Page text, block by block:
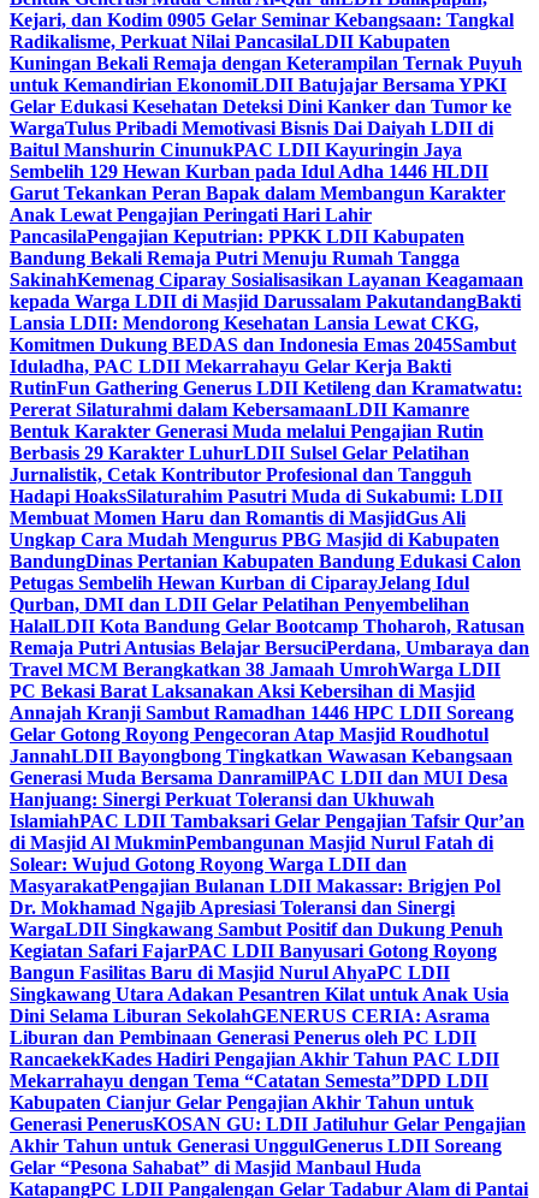
Kejari, dan Kodim 0905 Gelar Seminar Kebangsaan: Tangkal
Radikalisme, Perkuat Nilai PancasilaLDII Kabupaten
Kuningan Bekali Remaja dengan Keterampilan Ternak Puyuh
untuk Kemandirian EkonomiLDII Batujajar Bersama YPKI
Gelar Edukasi Kesehatan Deteksi Dini Kanker dan Tumor ke
WargaTulus Pribadi Memotivasi Bisnis Dai Daiyah LDII di
Baitul Manshurin CinunukPAC LDII Kayuringin Jaya
Sembelih 129 Hewan Kurban pada Idul Adha 1446 HLDII
Garut Tekankan Peran Bapak dalam Membangun Karakter
Anak Lewat Pengajian Peringati Hari Lahir
PancasilaPengajian Keputrian: PPKK LDII Kabupaten
Bandung Bekali Remaja Putri Menuju Rumah Tangga
SakinahKemenag Ciparay Sosialisasikan Layanan Keagamaan
kepada Warga LDII di Masjid Darussalam PakutandangBakti
Lansia LDII: Mendorong Kesehatan Lansia Lewat CKG,
Komitmen Dukung BEDAS dan Indonesia Emas 2045Sambut
Iduladha, PAC LDII Mekarrahayu Gelar Kerja Bakti
RutinFun Gathering Generus LDII Ketileng dan Kramatwatu:
Pererat Silaturahmi dalam KebersamaanLDII Kamanre
Bentuk Karakter Generasi Muda melalui Pengajian Rutin
Berbasis 29 Karakter LuhurLDII Sulsel Gelar Pelatihan
Jurnalistik, Cetak Kontributor Profesional dan Tangguh
Hadapi HoaksSilaturahim Pasutri Muda di Sukabumi: LDII
Membuat Momen Haru dan Romantis di MasjidGus Ali
Ungkap Cara Mudah Mengurus PBG Masjid di Kabupaten
BandungDinas Pertanian Kabupaten Bandung Edukasi Calon
Petugas Sembelih Hewan Kurban di CiparayJelang Idul
Qurban, DMI dan LDII Gelar Pelatihan Penyembelihan
HalalLDII Kota Bandung Gelar Bootcamp Thoharoh, Ratusan
Remaja Putri Antusias Belajar BersuciPerdana, Umbaraya dan
Travel MCM Berangkatkan 38 Jamaah UmrohWarga LDII
PC Bekasi Barat Laksanakan Aksi Kebersihan di Masjid
Annajah Kranji Sambut Ramadhan 1446 HPC LDII Soreang
Gelar Gotong Royong Pengecoran Atap Masjid Roudhotul
JannahLDII Bayongbong Tingkatkan Wawasan Kebangsaan
Generasi Muda Bersama DanramilPAC LDII dan MUI Desa
Hanjuang: Sinergi Perkuat Toleransi dan Ukhuwah
IslamiahPAC LDII Tambaksari Gelar Pengajian Tafsir Qur’an
di Masjid Al MukminPembangunan Masjid Nurul Fatah di
Solear: Wujud Gotong Royong Warga LDII dan
MasyarakatPengajian Bulanan LDII Makassar: Brigjen Pol
Dr. Mokhamad Ngajib Apresiasi Toleransi dan Sinergi
WargaLDII Singkawang Sambut Positif dan Dukung Penuh
Kegiatan Safari FajarPAC LDII Banyusari Gotong Royong
Bangun Fasilitas Baru di Masjid Nurul AhyaPC LDII
Singkawang Utara Adakan Pesantren Kilat untuk Anak Usia
Dini Selama Liburan SekolahGENERUS CERIA: Asrama
Liburan dan Pembinaan Generasi Penerus oleh PC LDII
RancaekekKades Hadiri Pengajian Akhir Tahun PAC LDII
Mekarrahayu dengan Tema “Catatan Semesta”DPD LDII
Kabupaten Cianjur Gelar Pengajian Akhir Tahun untuk
Generasi PenerusKOSAN GU: LDII Jatiluhur Gelar Pengajian
Akhir Tahun untuk Generasi UnggulGenerus LDII Soreang
Gelar “Pesona Sahabat” di Masjid Manbaul Huda
KatapangPC LDII Pangalengan Gelar Tadabur Alam di Pantai